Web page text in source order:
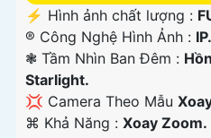
️⚡ Hình ảnh chất lượng :
®️ Công Nghệ Hình Ảnh : IP.
❃ Tầm Nhìn Ban Đêm :
Starlight.
💢 Camera Theo Mẫu
️⌘ Khả Năng : Xoay Zoom.